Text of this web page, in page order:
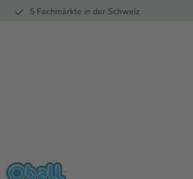
5 Fachmärkte in der Schweiz